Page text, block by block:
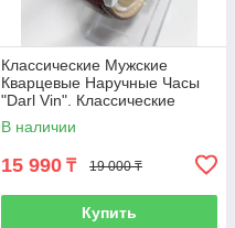
Классические Мужские
Кварцевые Наручные Часы
"Darl Vin". Классические
В наличии
15 990 ₸ 19 000 ₸
Купить